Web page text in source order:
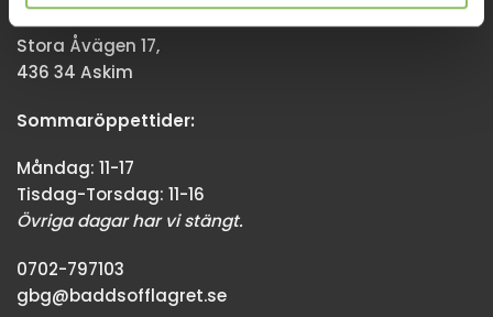
Stora Åvägen 17,
436 34 Askim
Sommaröppettider:
Måndag: 11-17
Tisdag-Torsdag: 11-16
Övriga dagar har vi stängt.
0702-797103
gbg@baddsofflagret.se